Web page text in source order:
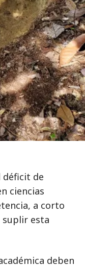
déficit de
ciencias
a corto
suplir esta
deben